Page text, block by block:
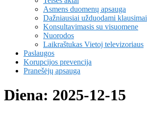
Asmens duomenų apsauga
Dažniausiai užduodami klausimai
Konsultavimasis su visuomene
Nuorodos
Laikraštukas Vietoj televizoriaus
Paslaugos
Korupcijos prevencija
Pranešėjų apsauga
Diena: 2025-12-15